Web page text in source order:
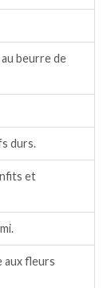
beurre de
durs.
et
aux fleurs